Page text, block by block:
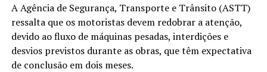
A Agência de Segurança, Transporte e Trânsito (ASTT)
ressalta que os motoristas devem redobrar a atenção,
devido ao fluxo de máquinas pesadas, interdições e
desvios previstos durante as obras, que têm expectativa
de conclusão em dois meses.